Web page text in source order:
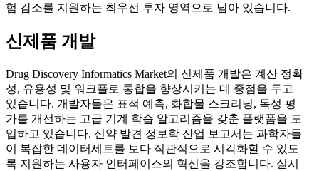
험 감소를 지원하는 최우선 투자 영역으로 남아 있습니다.
신제품 개발
Drug Discovery Informatics Market의 신제품 개발은 계산 정확
성, 유용성 및 워크플로 통합을 향상시키는 데 중점을 두고
있습니다. 개발자들은 표적 예측, 화합물 스크리닝, 독성 평
가를 개선하는 고급 기계 학습 알고리즘을 갖춘 플랫폼을 도
입하고 있습니다. 신약 발견 정보학 산업 보고서는 과학자들
이 복잡한 데이터세트를 보다 직관적으로 시각화할 수 있도
록 지원하는 사용자 인터페이스의 혁신을 강조합니다. 실시